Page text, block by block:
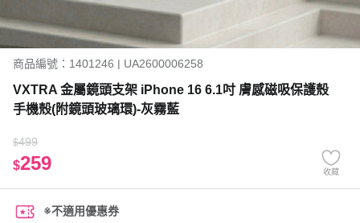
商品編號：1401246 | UA2600006258
VXTRA 金屬鏡頭支架 iPhone 16 6.1吋 膚感磁吸保護殼
手機殼(附鏡頭玻璃環)-灰霧藍
$499
$259 收藏
※不適用優惠券